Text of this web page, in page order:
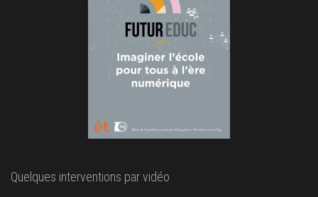
Quelques interventions par vidéo